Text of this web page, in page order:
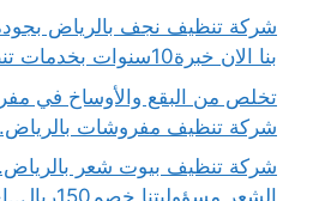
بنا الان خبرة10سنوات بخدمات تنظيف النجف
شركة تنظيف مفروشات
شركة تنظيف بيوت شعر